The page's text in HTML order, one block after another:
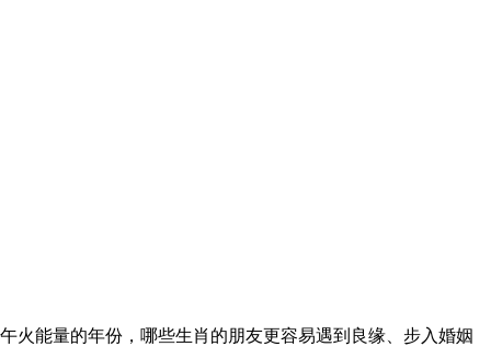
火能量的年份，哪些生肖的朋友更容易遇到良缘、步入婚姻